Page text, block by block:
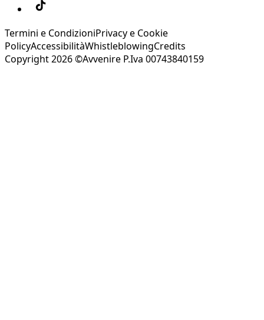
Termini e CondizioniPrivacy e Cookie
PolicyAccessibilitàWhistleblowingCredits
Copyright 2026 ©Avvenire P.Iva 00743840159